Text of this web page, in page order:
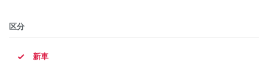
区分
新車